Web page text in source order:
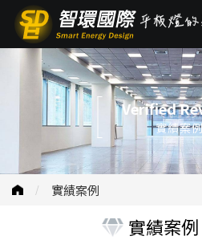
Verified
實績案
實績案例
實績案例